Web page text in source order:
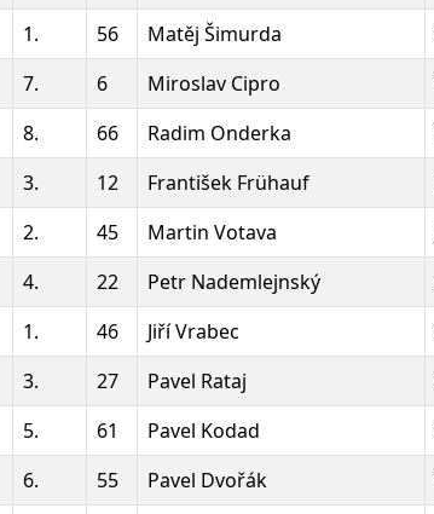
1. 56 Matěj Šimurda
7. 6 Miroslav Cipro
8. 66 Radim Onderka
3. 12 František Frühauf
2. 45 Martin Votava
4. 22 Petr Nademlejnský
1. 46 Jiří Vrabec
3. 27 Pavel Rataj
5. 61 Pavel Kodad
6. 55 Pavel Dvořák